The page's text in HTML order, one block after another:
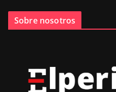
Sobre nosotros